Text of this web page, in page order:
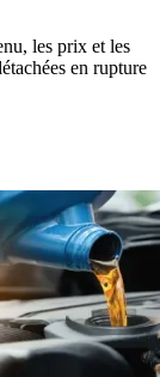
les prix et les
en rupture